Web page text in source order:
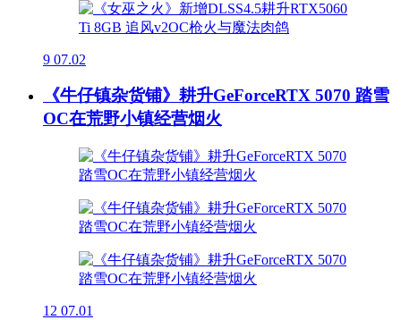
9 07.02
《牛仔镇杂货铺》耕升GeForceRTX 5070 踏雪
OC在荒野小镇经营烟火
12 07.01